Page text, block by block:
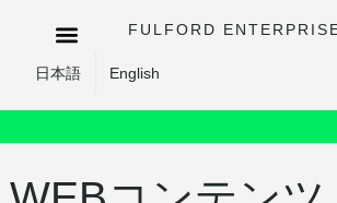
FULFORD
日本語 English